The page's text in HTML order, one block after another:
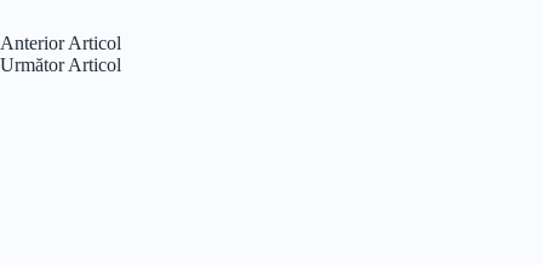
AnteriorArticol
UrmătorArticol